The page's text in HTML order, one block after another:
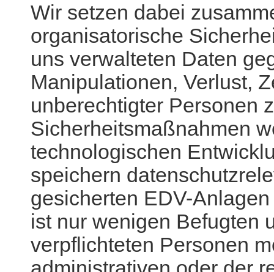
Wir setzen dabei
organisatorische
uns verwalteten Daten
Manipulationen, Verlust,
unberechtigter Personen
Sicherheitsmaßnahmen
technologischen
speichern
gesicherten EDV-
ist nur wenigen Befugten
verpflichteten Personen